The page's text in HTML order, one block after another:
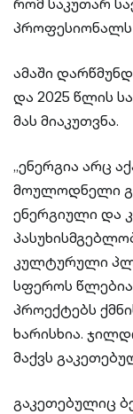
პროფესიონალს
ამაში
და 2025 წლის
მას მიაკუთვნა.
„ენერგია არც
მოულოდნელი
ენერგიული და
კულტურული
სფეროს წლებია
პროექტებს
ხარისხია.
მაქვს
გაკეთებულიც